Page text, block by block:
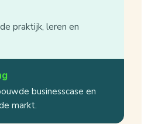
praktijk, leren en
businesscase en
markt.